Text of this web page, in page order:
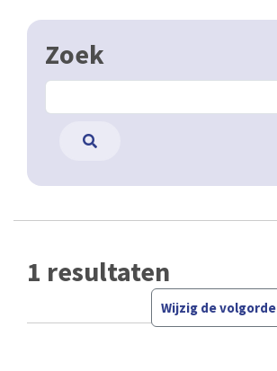
Zoek
1 resultaten
Wijzig de volgorde